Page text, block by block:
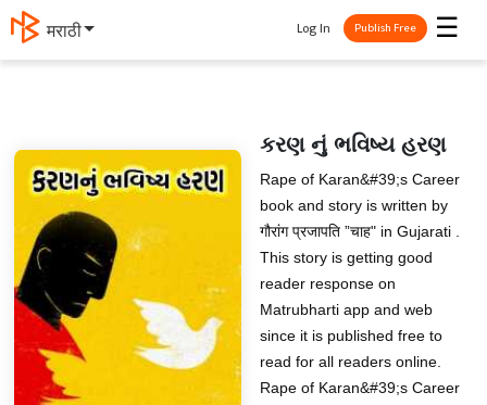
मराठी ☰
Log In Publish Free
કરણ નું ભવિષ્ય હરણ
Rape of Karan&#39;s Career
book and story is written by
गौरांग प्रजापति ”चाह" in Gujarati .
This story is getting good
reader response on
Matrubharti app and web
since it is published free to
read for all readers online.
Rape of Karan&#39;s Career